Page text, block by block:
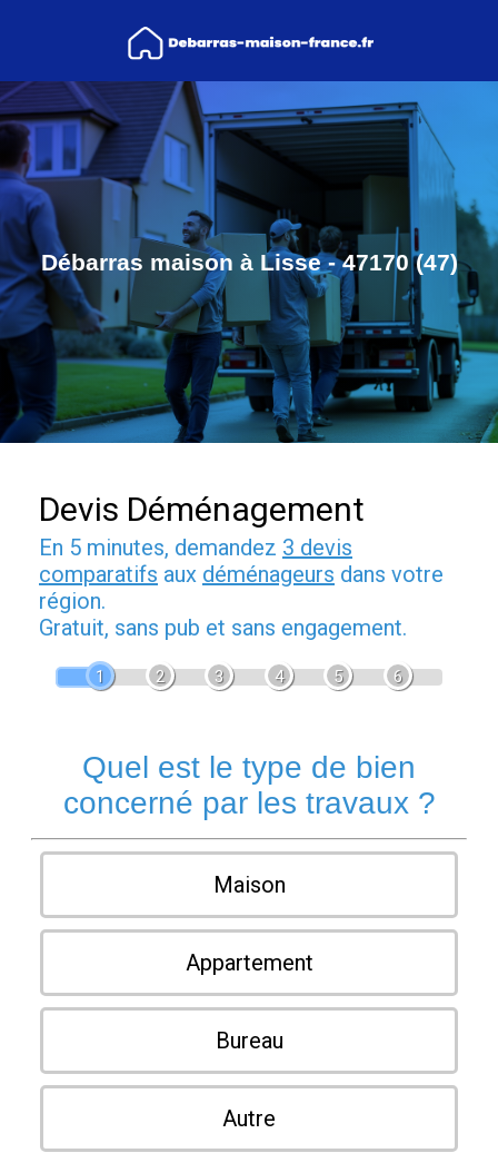
Débarras maison à Lisse - 47170 (47)
Devis Déménagement
En 5 minutes, demandez 3 devis
comparatifs aux déménageurs dans votre
région.
Gratuit, sans pub et sans engagement.
1 2 3 4 5 6
Quel est le type de bien
concerné par les travaux ?
Maison
Appartement
Bureau
Autre